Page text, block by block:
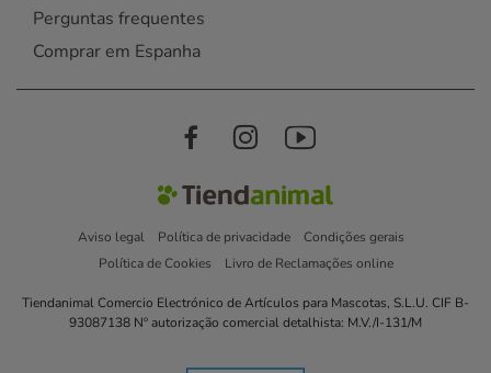
Perguntas frequentes
Comprar em Espanha
Aviso legal Política de privacidade
Condições gerais
Política de Cookies
Livro de Reclamações online
Tiendanimal Comercio Electrónico de Artículos para Mascotas, S.L.U. CIF B-
93087138 Nº autorização comercial detalhista: M.V./I-131/M